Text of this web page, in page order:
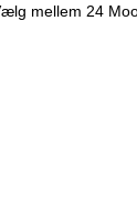
mellem 24